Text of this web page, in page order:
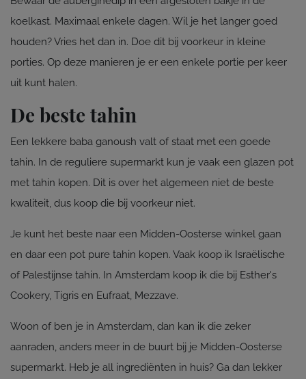
koelkast. Maximaal enkele dagen. Wil je het langer goed
houden? Vries het dan in. Doe dit bij voorkeur in kleine
porties. Op deze manieren je er een enkele portie per keer
uit kunt halen.
De beste tahin
Een lekkere baba ganoush valt of staat met een goede
tahin. In de reguliere supermarkt kun je vaak een glazen pot
met tahin kopen. Dit is over het algemeen niet de beste
kwaliteit, dus koop die bij voorkeur niet.
Je kunt het beste naar een Midden-Oosterse winkel gaan
en daar een pot pure tahin kopen. Vaak koop ik Israëlische
of Palestijnse tahin. In Amsterdam koop ik die bij Esther's
Cookery, Tigris en Eufraat, Mezzave.
Woon of ben je in Amsterdam, dan kan ik die zeker
aanraden, anders meer in de buurt bij je Midden-Oosterse
supermarkt. Heb je all ingrediënten in huis? Ga dan lekker